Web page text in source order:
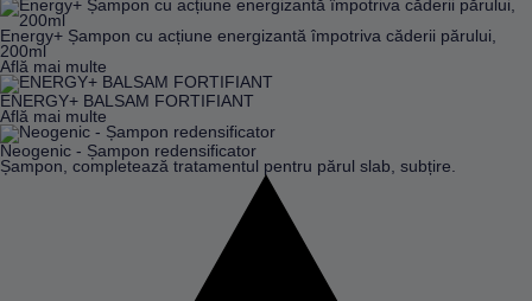
Energy+ Șampon cu acțiune energizantă împotriva căderii părului,
200ml
Află mai multe
ENERGY+ BALSAM FORTIFIANT
Află mai multe
Neogenic - Șampon redensificator
Șampon, completează tratamentul pentru părul slab, subțire.